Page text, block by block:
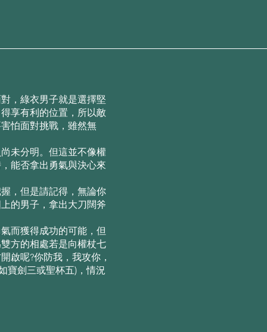
，綠⾐男⼦就是選擇堅
享有利的位置，所以敵
怕⾯對挑戰，雖然無
未分明。但這並不像權
能否拿出勇氣與決⼼來
，但是請記得，無論你
的男⼦，拿出⼤⼑闊斧
⽽獲得成功的可能，但
⽅的相處若是向權杖七
啟呢?你防我，我攻你，
寶劍三或聖杯五)，情況